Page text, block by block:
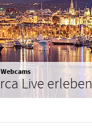
Live erleben